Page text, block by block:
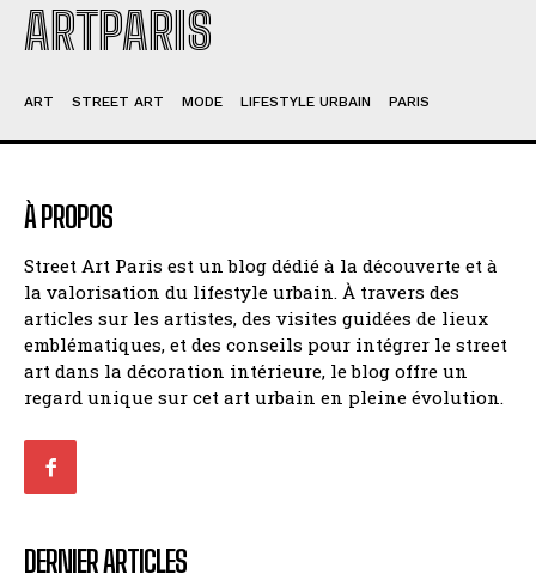
ARTPARIS
ART STREET ART MODE LIFESTYLE URBAIN PARIS
À PROPOS
Street Art Paris est un blog dédié à la découverte et à
la valorisation du lifestyle urbain. À travers des
articles sur les artistes, des visites guidées de lieux
emblématiques, et des conseils pour intégrer le street
art dans la décoration intérieure, le blog offre un
regard unique sur cet art urbain en pleine évolution.
DERNIER ARTICLES